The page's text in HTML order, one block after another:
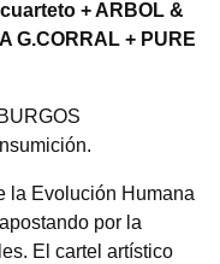
+ ARBOL &
G.CORRAL + PURE
la Evolución Humana
por la
El cartel artístico